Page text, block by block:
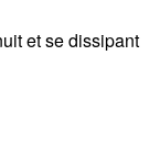
et se dissipant